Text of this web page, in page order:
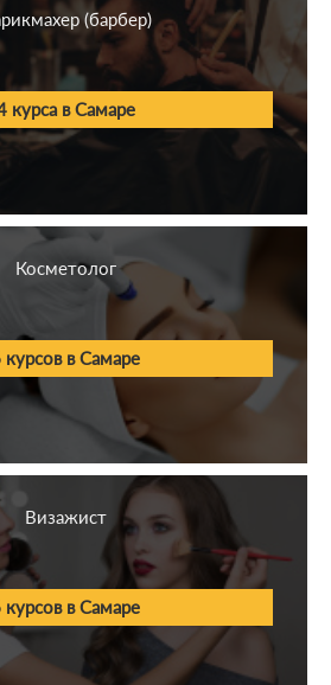
(барбер)
курса в Самаре
Косметолог
курсов в Самаре
Визажист
курсов в Самаре